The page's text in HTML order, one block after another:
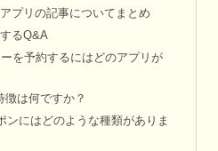
プリの記事についてまとめ
るQ&A
を予約するにはどのアプリが
は何ですか？
ンにはどのような種類がありま